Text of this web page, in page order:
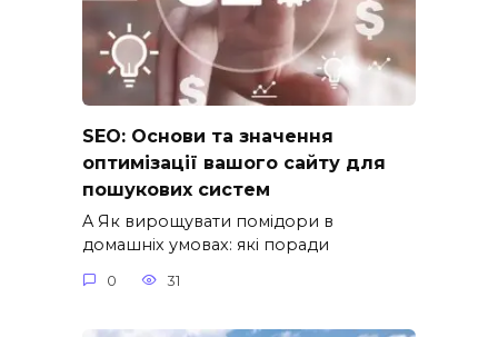
SEO: Основи та значення
оптимізації вашого сайту для
пошукових систем
A Як вирощувати помідори в
домашніх умовах: які поради
0 31